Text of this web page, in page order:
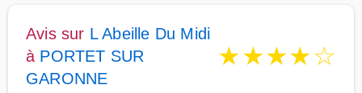
Avis sur L Abeille Du Midi
à PORTET SUR
GARONNE
★★★★☆